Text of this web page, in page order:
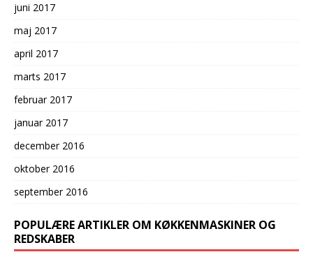
juni 2017
maj 2017
april 2017
marts 2017
februar 2017
januar 2017
december 2016
oktober 2016
september 2016
POPULÆRE ARTIKLER OM KØKKENMASKINER OG
REDSKABER